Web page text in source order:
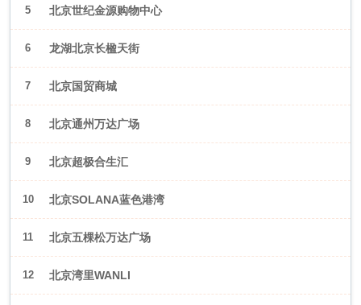
5 北京世纪金源购物中心
6 龙湖北京长楹天街
7 北京国贸商城
8 北京通州万达广场
9 北京超极合生汇
10 北京SOLANA蓝色港湾
11 北京五棵松万达广场
12 北京湾里WANLI